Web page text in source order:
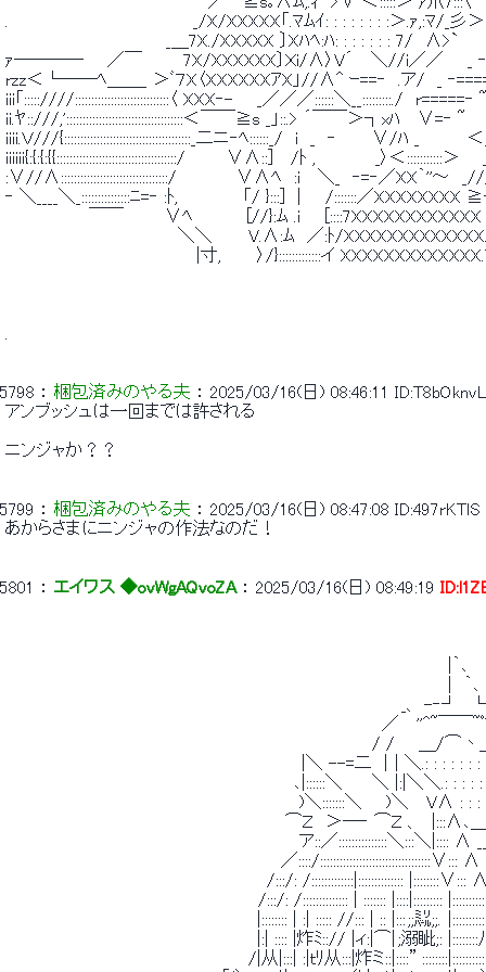
.　　　　　　　　　　　　　　　 _/X/XXXXX「.ﾏﾑｲ: : : : : : : :＞.ｧ,:ﾏ/_
_＿7X./XXXXX 〕Xﾊﾍ:ﾊ: : : : : : : 7/　∧>`　　　 _　‐==‐
ｧ――――　　／￣　　　 7X/XXXXXX〕Ｘi/∧〉V´　 ＼//i／／　　_
rzz＜└――ﾍ＿＿_ ＞ﾞ７X〈XXXXXXｱX」//∧^ ｰ==‐　.ア/　_
iii「:::::////:::::::::::::::::::::::::::::〈 XXX‐-　　_／／／::::::＼__:::::::::./　r=====‐ ~
ii.ﾔ::///,'::::::::::::::::::::::::::::::::::::＜￣￣≧s _」::.> ´￣￣＞┐xﾊ　 ∨=‐ ~　
iiii.Ｖ///{:::::::::::::::::::::::::::::::::::::::_二ニ‐ﾍ::::::_/　i　_　‐　　　∨/ﾊ _　　　
iiiiii{:{:{:{{:::::::::::::::::::::::::::::::::::::/　　　 ∨∧::]　 /ﾄ ,　　　　　_〉＜:::::::::::＞
:∨//∧:::::::::::::::::::::::::::::::::/　　　　　∨∧ﾍ　:i　 ＼_　‐=‐／XX｀''～　
‐ ＼____＼_:::::::::::::::ﾆ=‐ :ﾄ,　　　　　 「/ }:::]　|　　/:::::::／
￣￣　　　 ∨ﾍ　　　　 [//}:ﾑ .i　　[::::7XXXXXXXXXXXX
＼＼　　　V.∧:ﾑ　／:ﾄ/
|寸,　　　〉/}:::::::::::::イ
5798 ： 梱包済みのやる夫 ： 2025/03/16(日) 08:46:11
ID:T8bOknvL
アンブッシュは一回までは許される
ニンジャか？？
5799 ： 梱包済みのやる夫 ： 2025/03/16(日) 08:47:08 ID:497rKTlS
あからさまにニンジャの作法なのだ！
5801 ： エイワス ◆ovWgAQvoZA ： 2025/03/16(日) 08:49:19
|｀､
|　｀､
_、 -‐┘　
／ 　''^~￣￣~ﾟ^''　
/ /　　＿/⌒丶＿ 　
|＼ --=二 ｜| ＼.: : : : : : : : :.ヽ　
､|::::::＼　　 ＼ |:|＼＼.: : : : : :. :.ﾉ　
)＼:::::::＼　　)＼　 VΛ : : : Υ　　
⌒Ｚ　＞―‐ ⌒Ｚ 、　|:::Λ､＿ﾉ　
ア::／:::::::::::::::＼:::＼|:::: Λ __,,..､　
／::::/::::::::::::::::::::::::::::::::::∨::: Λ __,,..
/:::/: /:::::::::::::|:::::::::::::: |::::::::∨::: Λ　　
/:::/: /:::::::::::::: | ::::::: |::::|::::::::: |:::::::::::}　　
|:::::::: | :| ::::: //::: | :: |::: ;;㍊;;.  |:::::::::::}
|:| :::: |炸ﾐ::// |ィ:|⌒| ;溺眦;: |::::::::八　　　　　 　
/|从|:::| :|ｔﾘ从:::|炸ミ::|::::”